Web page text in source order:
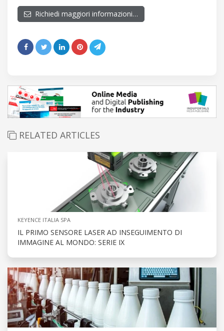
Richiedi maggiori informazioni…
RELATED ARTICLES
KEYENCE ITALIA SPA
IL PRIMO SENSORE LASER AD INSEGUIMENTO DI
IMMAGINE AL MONDO: SERIE IX